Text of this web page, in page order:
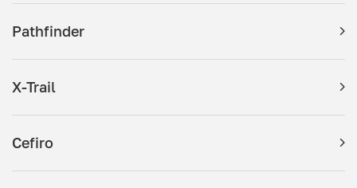
Pathfinder
X-Trail
Cefiro